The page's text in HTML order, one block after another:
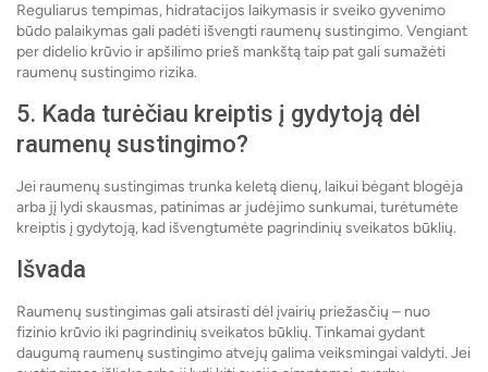
Reguliarus tempimas, hidratacijos laikymasis ir sveiko gyvenimo
būdo palaikymas gali padėti išvengti raumenų sustingimo. Vengiant
per didelio krūvio ir apšilimo prieš mankštą taip pat gali sumažėti
raumenų sustingimo rizika.
5. Kada turėčiau kreiptis į gydytoją dėl
raumenų sustingimo?
Jei raumenų sustingimas trunka keletą dienų, laikui bėgant blogėja
arba jį lydi skausmas, patinimas ar judėjimo sunkumai, turėtumėte
kreiptis į gydytoją, kad išvengtumėte pagrindinių sveikatos būklių.
Išvada
Raumenų sustingimas gali atsirasti dėl įvairių priežasčių – nuo ​​
fizinio krūvio iki pagrindinių sveikatos būklių. Tinkamai gydant
daugumą raumenų sustingimo atvejų galima veiksmingai valdyti. Jei